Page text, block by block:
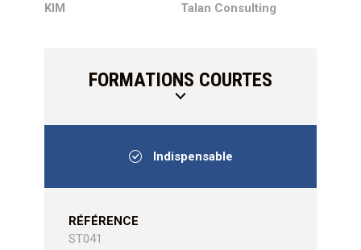
KIM
Talan Consulting
FORMATIONS COURTES
Indispensable
RÉFÉRENCE
ST041